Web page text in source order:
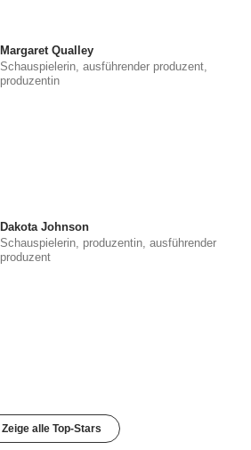
Margaret Qualley
Schauspielerin, ausführender produzent,
produzentin
Dakota Johnson
Schauspielerin, produzentin, ausführender
produzent
Zeige alle Top-Stars